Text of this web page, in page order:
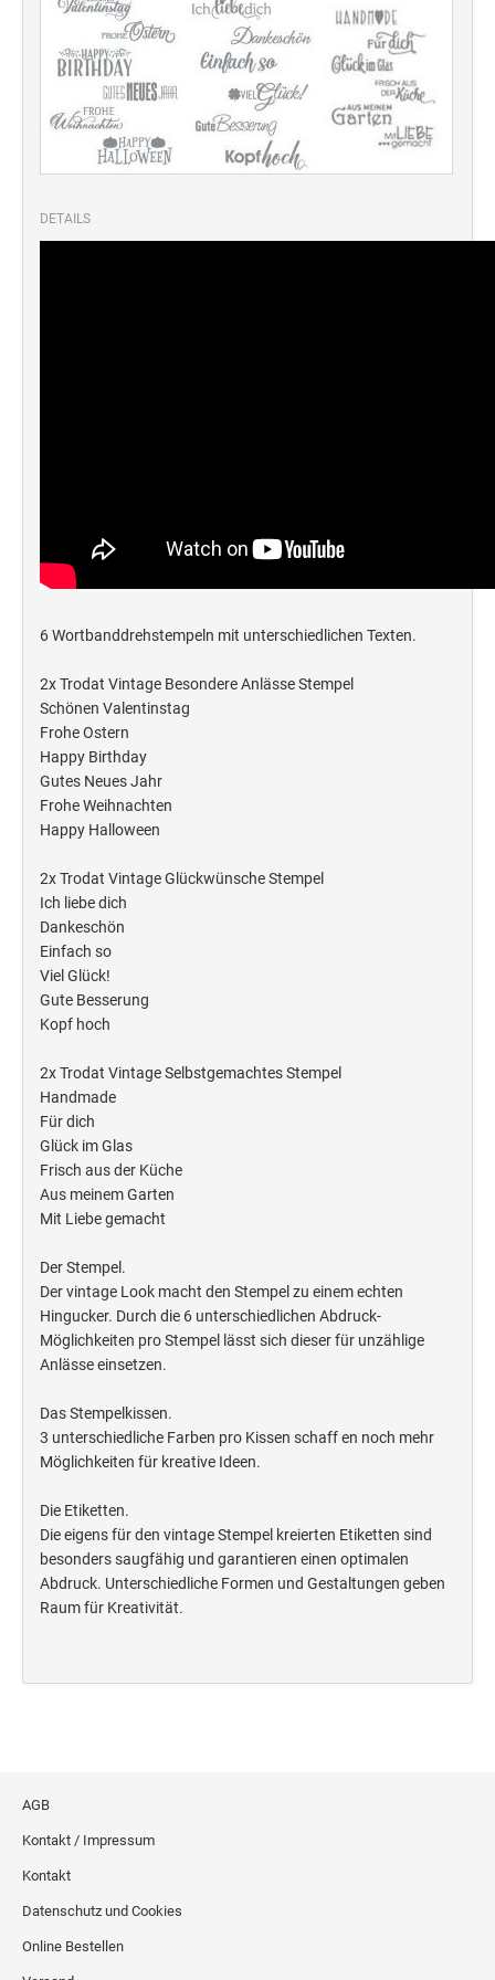
Deine Dinge Stempel
PRÄGEZANGEN
TÜTLE - MIT LIEBE EINGEPACKT
STEMPEL-KUGELSCHREIBER
DETAILS
6 Wortbanddrehstempeln mit unterschiedlichen Texten.
2x Trodat Vintage Besondere Anlässe Stempel
Schönen Valentinstag
Frohe Ostern
Happy Birthday
Gutes Neues Jahr
Frohe Weihnachten
Happy Halloween
2x Trodat Vintage Glückwünsche Stempel
Ich liebe dich
Dankeschön
Einfach so
Viel Glück!
Gute Besserung
Kopf hoch
2x Trodat Vintage Selbstgemachtes Stempel
Handmade
Für dich
Glück im Glas
Frisch aus der Küche
Aus meinem Garten
Mit Liebe gemacht
Der Stempel.
Der vintage Look macht den Stempel zu einem echten
Hingucker. Durch die 6 unterschiedlichen Abdruck-
Möglichkeiten pro Stempel lässt sich dieser für unzählige
Anlässe einsetzen.
Das Stempelkissen.
3 unterschiedliche Farben pro Kissen schaff en noch mehr
Möglichkeiten für kreative Ideen.
Die Etiketten.
Die eigens für den vintage Stempel kreierten Etiketten sind
besonders saugfähig und garantieren einen optimalen
Abdruck. Unterschiedliche Formen und Gestaltungen geben
Raum für Kreativität.
AGB
Kontakt / Impressum
Kontakt
Datenschutz und Cookies
Online Bestellen